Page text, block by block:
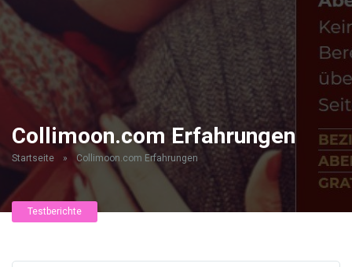
Collimoon.com Erfahrungen
Startseite » Collimoon.com Erfahrungen
Testberichte